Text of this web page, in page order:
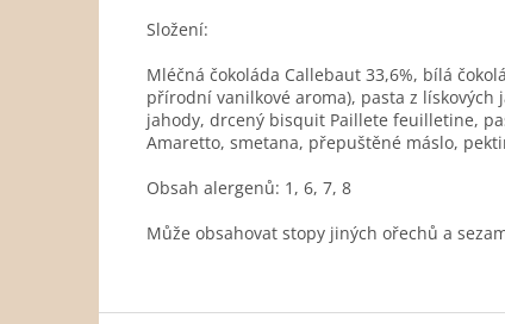
Složení:
Mléčná čokoláda Callebaut 33,6%, bílá
přírodní vanilkové aroma), pasta z lískových
jahody, drcený bisquit Paillete feuilletine,
Amaretto, smetana, přepuštěné máslo,
Obsah alergenů: 1, 6, 7, 8
Může obsahovat stopy jiných ořechů a